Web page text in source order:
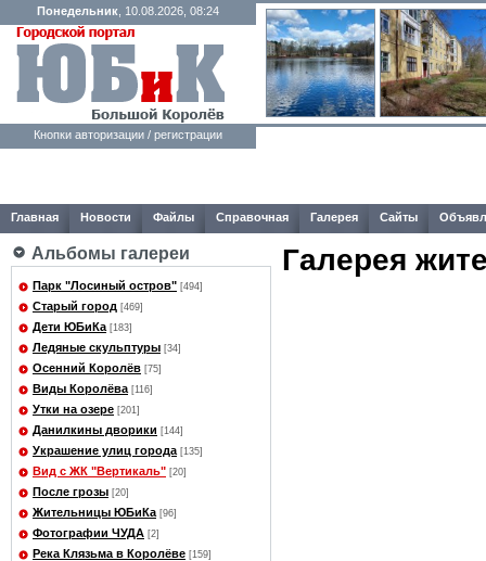
Понедельник , 10.08.2026, 08:24
Кнопки авторизации / регистрации
Главная Новости Файлы Справочная Галерея Сайты
Альбомы галереи
Парк "Лосиный остров" [494]
Старый город [469]
Дети ЮБиКа [183]
Ледяные скульптуры [34]
Осенний Королёв [75]
Виды Королёва [116]
Утки на озере [201]
Данилкины дворики [144]
Украшение улиц города [135]
Вид с ЖК "Вертикаль" [20]
После грозы [20]
Жительницы ЮБиКа [96]
Фотографии ЧУДА [2]
Река Клязьма в Королёве [159]
Галерея